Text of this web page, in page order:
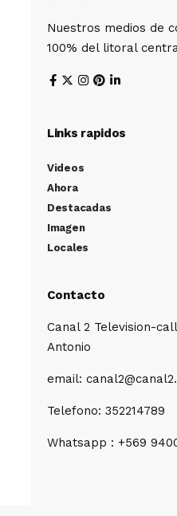
Nuestros medios de
100% del litoral
Links rapidos
Videos
Ahora
Destacadas
Imagen
Locales
Contacto
Canal 2 Television-
Antonio
email:
Telefono: 352214789
Whatsapp : +569